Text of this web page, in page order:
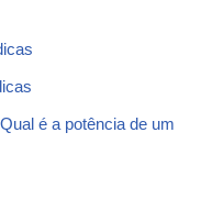
Qual é a potência de um